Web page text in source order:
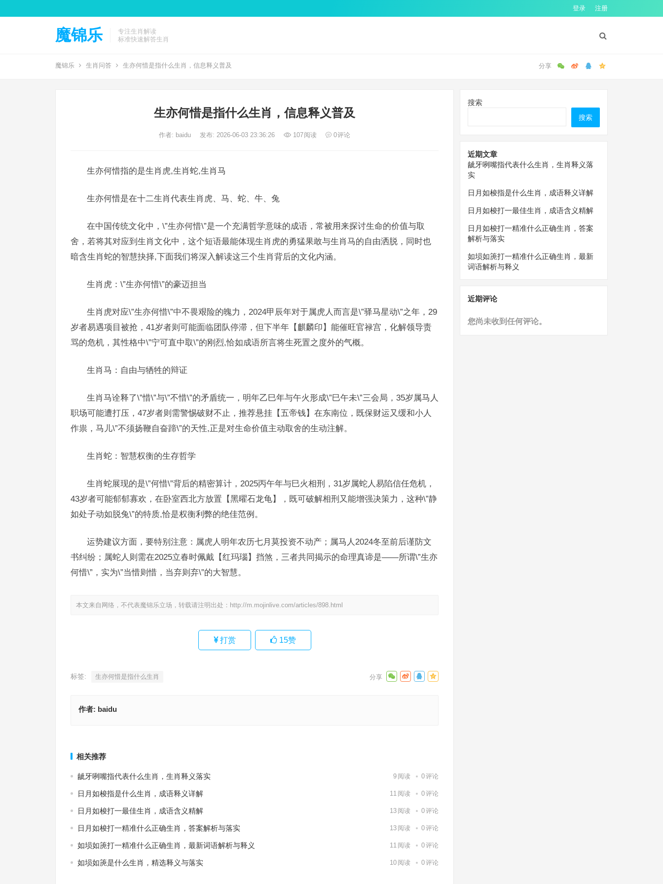
登录 注册
魔锦乐
专注生肖解读
标准快速解答生肖
魔锦乐 生肖问答 生亦何惜是指什么生肖，信息释义普及
生亦何惜是指什么生肖，信息释义普及
作者: baidu 发布: 2026-06-03 23:36:26 107阅读 0评论
生亦何惜指的是生肖虎,生肖蛇,生肖马
生亦何惜是在十二生肖代表生肖虎、马、蛇、牛、兔
在中国传统文化中，\”生亦何惜\”是一个充满哲学意味的成语，常被用来探讨生命的价值与取
舍，若将其对应到生肖文化中，这个短语最能体现生肖虎的勇猛果敢与生肖马的自由洒脱，同时也
暗含生肖蛇的智慧抉择,下面我们将深入解读这三个生肖背后的文化内涵。
生肖虎：\”生亦何惜\”的豪迈担当
生肖虎对应\”生亦何惜\”中不畏艰险的魄力，2024甲辰年对于属虎人而言是\”驿马星动\”之年，29
岁者易遇项目被抢，41岁者则可能面临团队停滞，但下半年【麒麟印】能催旺官禄宫，化解领导责
骂的危机，其性格中\”宁可直中取\”的刚烈,恰如成语所言将生死置之度外的气概。
生肖马：自由与牺牲的辩证
生肖马诠释了\”惜\”与\”不惜\”的矛盾统一，明年乙巳年与午火形成\”巳午未\”三会局，35岁属马人
职场可能遭打压，47岁者则需警惕破财不止，推荐悬挂【五帝钱】在东南位，既保财运又缓和小人
作祟，马儿\”不须扬鞭自奋蹄\”的天性,正是对生命价值主动取舍的生动注解。
生肖蛇：智慧权衡的生存哲学
生肖蛇展现的是\”何惜\”背后的精密算计，2025丙午年与巳火相刑，31岁属蛇人易陷信任危机，
43岁者可能郁郁寡欢，在卧室西北方放置【黑曜石龙龟】，既可破解相刑又能增强决策力，这种\”静
如处子动如脱兔\”的特质,恰是权衡利弊的绝佳范例。
运势建议方面，要特别注意：属虎人明年农历七月莫投资不动产；属马人2024冬至前后谨防文
书纠纷；属蛇人则需在2025立春时佩戴【红玛瑙】挡煞，三者共同揭示的命理真谛是——所谓\”生亦
何惜\”，实为\”当惜则惜，当弃则弃\”的大智慧。
本文来自网络，不代表魔锦乐立场，转载请注明出处： http://m.mojinlive.com/articles/898.html
打赏 15赞
标签: 生亦何惜是指什么生肖
作者: baidu
相关推荐
龇牙咧嘴指代表什么生肖，生肖释义落实 9 阅读 0评论
日月如梭指是什么生肖，成语释义详解 11 阅读 0评论
日月如梭打一最佳生肖，成语含义精解 13 阅读 0评论
日月如梭打一精准什么正确生肖，答案解析与落实 13 阅读 0评论
如埙如箎打一精准什么正确生肖，最新词语解析与释义 11 阅读 0评论
如埙如箎是什么生肖，精选释义与落实 10 阅读 0评论
搜索
搜索
近期文章
龇牙咧嘴指代表什么生肖，生肖释义落
实
日月如梭指是什么生肖，成语释义详解
日月如梭打一最佳生肖，成语含义精解
日月如梭打一精准什么正确生肖，答案
解析与落实
如埙如箎打一精准什么正确生肖，最新
词语解析与释义
近期评论
您尚未收到任何评论。